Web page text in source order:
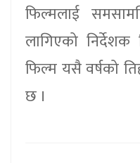
फिल्मलाई
लागिएको निर्देशक
फिल्म यसै वर्षको
छ ।